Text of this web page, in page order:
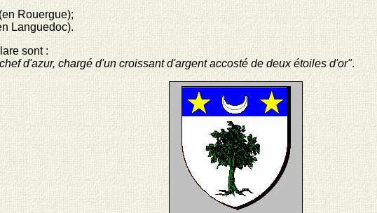
Rouergue);
Languedoc).
sont :
d'azur, chargé d'un croissant d'argent accosté de deux étoiles d'or".